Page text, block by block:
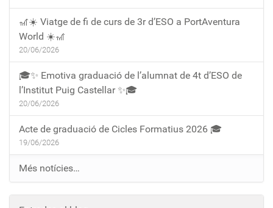
🎢☀️ Viatge de fi de curs de 3r d’ESO a PortAventura
World ☀️🎢
20/06/2026
🎓✨ Emotiva graduació de l’alumnat de 4t d’ESO de
l’Institut Puig Castellar ✨🎓
20/06/2026
Acte de graduació de Cicles Formatius 2026 🎓
19/06/2026
Més notícies…